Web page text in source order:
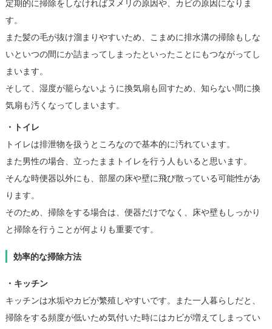
定期的に掃除をしなければヌメリの原因や、カビの原因になりま
す。
また髪の毛が抜け溜まりやすいため、こまめに排水溝の掃除もしな
いといつの間にか詰まってしまったといったことにもつながってし
まいます。
そして、湿度が籠らないように換気扇も回すため、知らない間に換
気扇も汚くなってしまいます。
・トイレ
トイレは排泄物を扱うところなので基本的に汚れています。
また男性の場合、立ったままトイレを行う人もいると思います。
そんな時便器以外にも、部屋の床や壁に飛び散っている可能性があ
ります。
そのため、掃除をする場合は、便器だけでなく、床や壁もしっかり
と掃除を行うことが何よりも重要です。
効率的な掃除方法
・キッチン
キッチンは水垢やカビが繁殖しやすいです。また一人暮らしだと、
掃除をする頻度が低いため気付いた時にはカビが増えてしまってい